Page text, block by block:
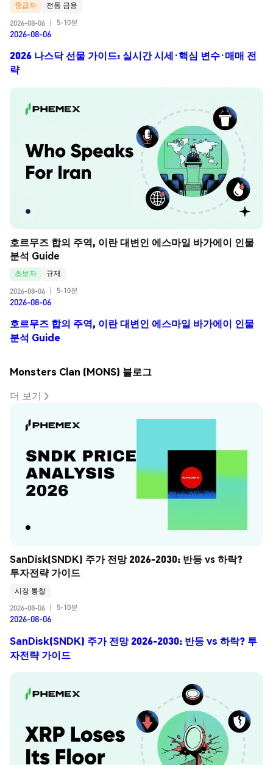
중급자
전통 금융
2026-08-06
5-10분
2026-08-06
2026 나스닥 선물 가이드: 실시간 시세·핵심 변수·매매 전
략
호르무즈 합의 주역, 이란 대변인 에스마일 바가에이 인물
분석 Guide
초보자
규제
2026-08-06
5-10분
2026-08-06
호르무즈 합의 주역, 이란 대변인 에스마일 바가에이 인물
분석 Guide
Monsters Clan (MONS) 블로그
더 보기
SanDisk(SNDK) 주가 전망 2026-2030: 반등 vs 하락?
투자전략 가이드
시장 통찰
2026-08-06
5-10분
2026-08-06
SanDisk(SNDK) 주가 전망 2026-2030: 반등 vs 하락? 투
자전략 가이드